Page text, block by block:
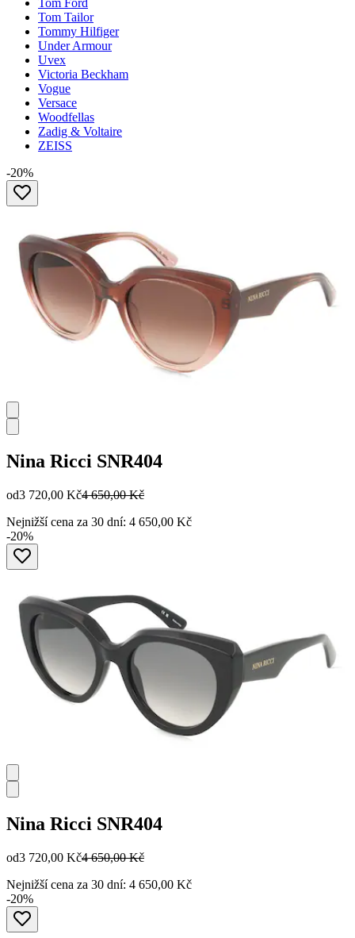
Tom Tailor
Tommy Hilfiger
Under Armour
Uvex
Victoria Beckham
Vogue
Versace
Woodfellas
Zadig & Voltaire
ZEISS
-20%
Nina Ricci SNR404
od3 720,00 Kč4 650,00 Kč
Nejnižší cena za 30 dní: 4 650,00 Kč
-20%
Nina Ricci SNR404
od3 720,00 Kč4 650,00 Kč
Nejnižší cena za 30 dní: 4 650,00 Kč
-20%